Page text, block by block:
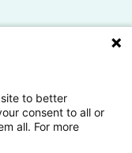
to better
consent to all or
all. For more